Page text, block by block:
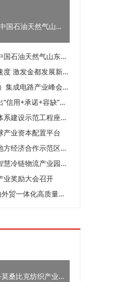
菏泽文旅集团与中国石油天然气山东菏泽销售分公司举行“党建共建”签约仪式
菏泽文旅集团与中国石油天然气山东菏泽销售分公司举行“党建共建”签约仪式
跑出招商引资加速度 激发金都发展新动能
2022中国（德州）集成电路产业峰会举行4项目落户天衢新区 总投资25亿元
德州：乐陵市推出“信用+承诺+容缺”三联急速审批模式，为企业纾困解难
新区物流集装化体系建设示范工程座谈会召开
产业资本配置平台
威海中韩自贸区地方经济合作示范区与海南自贸港开展联动合作交流
聊城：中农高唐智慧冷链物流产业园招商启动暨全国商家签约入驻仪式盛大举行
业奖励大会召开
青岛培育100家内外贸一体化高质量企业
市外办举办滨州-莫桑比克纺织产业线上合作洽谈会